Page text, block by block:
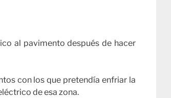
al pavimento después de hacer
con los que pretendía enfriar la
de esa zona.